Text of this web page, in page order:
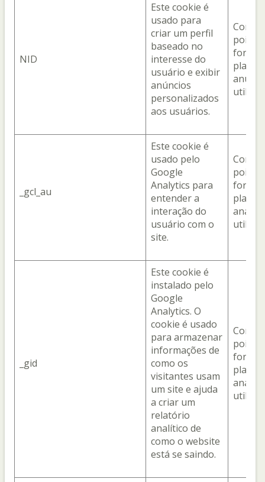
NID
Este cookie é
usado para
criar um perfil
baseado no
interesse do
usuário e exibir
anúncios
personalizados
aos usuários.
Com o
pois
_gcl_au
Este cookie é
usado pelo
Google
Analytics para
entender a
interação do
usuário com o
site.
Com o
pois
_gid
Este cookie é
instalado pelo
Google
Analytics. O
cookie é usado
para armazenar
informações de
como os
visitantes usam
um site e ajuda
a criar um
relatório
analítico de
como o website
está se saindo.
Com o
pois